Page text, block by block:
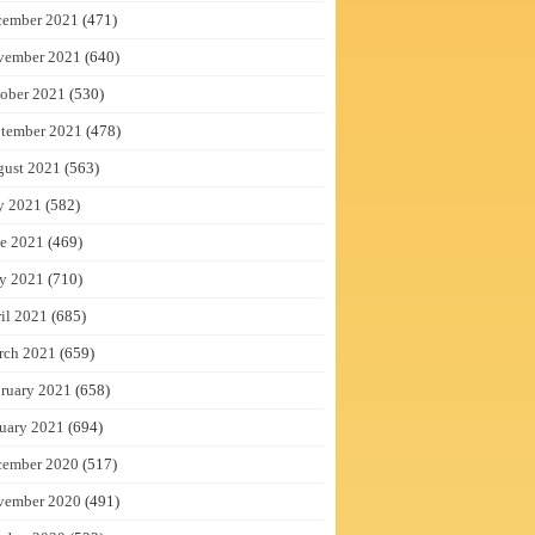
2021 (471)
2021 (640)
2021 (530)
2021 (478)
2021 (563)
2021 (582)
2021 (469)
2021 (710)
2021 (685)
2021 (659)
2021 (658)
2021 (694)
2020 (517)
2020 (491)